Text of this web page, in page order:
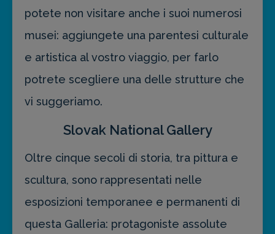
potete non visitare anche i suoi numerosi
musei: aggiungete una parentesi culturale
e artistica al vostro viaggio, per farlo
potrete scegliere una delle strutture che
vi suggeriamo.
Slovak National Gallery
Oltre cinque secoli di storia, tra pittura e
scultura, sono rappresentati nelle
esposizioni temporanee e permanenti di
questa Galleria: protagoniste assolute